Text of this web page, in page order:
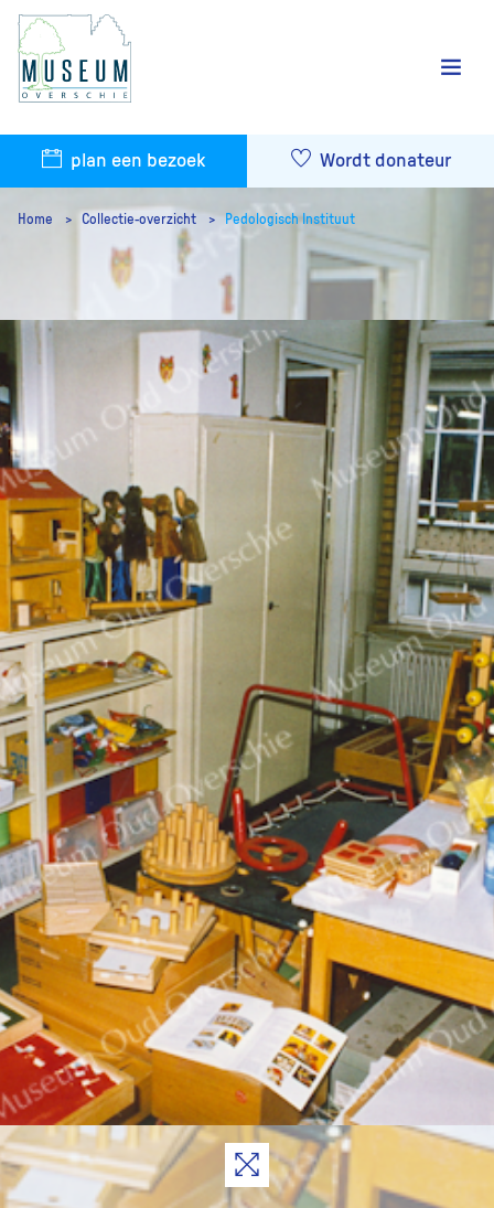
plan een bezoek Wordt donateur
Home Collectie-overzicht Pedologisch Instituut